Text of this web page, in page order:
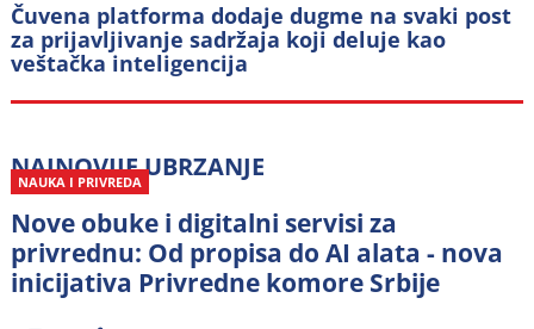
Čuvena platforma dodaje dugme na svaki post
za prijavljivanje sadržaja koji deluje kao
veštačka inteligencija
NAJNOVIJEUBRZANJE
NAUKA I PRIVREDA
Nove obuke i digitalni servisi za
privrednu: Od propisa do AI alata - nova
inicijativa Privredne komore Srbije